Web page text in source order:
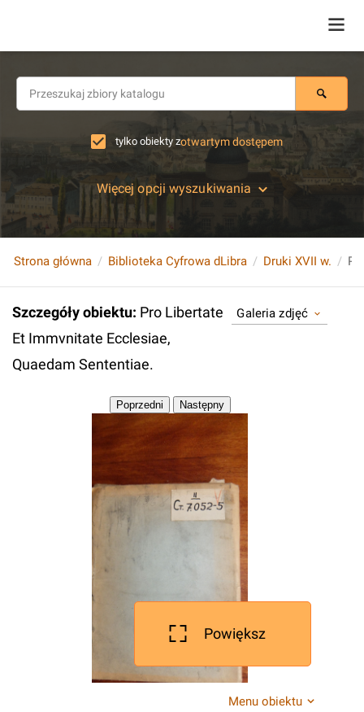
tylko obiekty zotwartym dostępem
Więcej opcji wyszukiwania
Strona główna Biblioteka Cyfrowa dLibra Druki XVII w.
Szczegóły obiektu: Pro Libertate
Et Immvnitate Ecclesiae,
Quaedam Sententiae.
Galeria zdjęć
Powiększ
Menu obiektu